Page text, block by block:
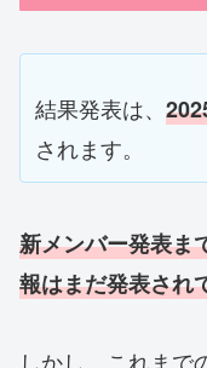
結果発表は、 202
されます。
新メンバー発表ま
報はまだ発表され
しかし、これまで